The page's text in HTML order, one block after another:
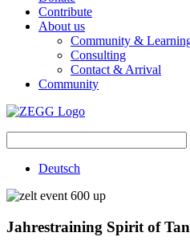
Contribute
About us
Community &
Consulting
Contact & Arrival
Community
Deutsch
Jahrestraining Spirit of